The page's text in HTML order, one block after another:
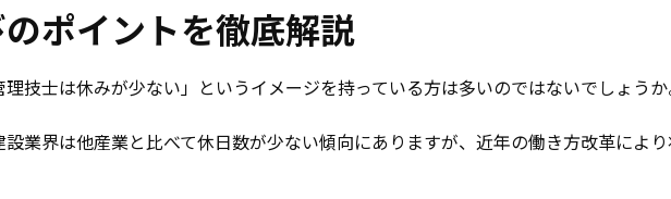
ポイントを徹底解説
理技士は休みが少ない」というイメージを持っている方は多いのではないでしょう
設業界は他産業と比べて休日数が少ない傾向にありますが、近年の働き方改革によ